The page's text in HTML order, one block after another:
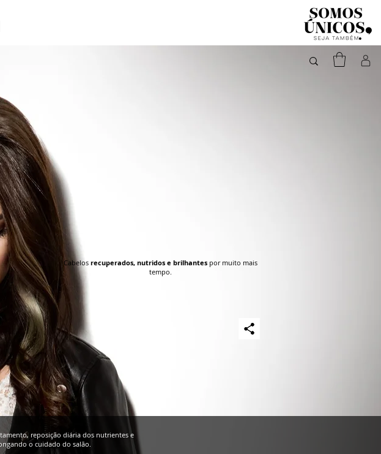
reposição diária dos nutrientes e
o cuidado do salão.
Cabelos recuperados, nutridos e brilhantespor muito mais
tempo.